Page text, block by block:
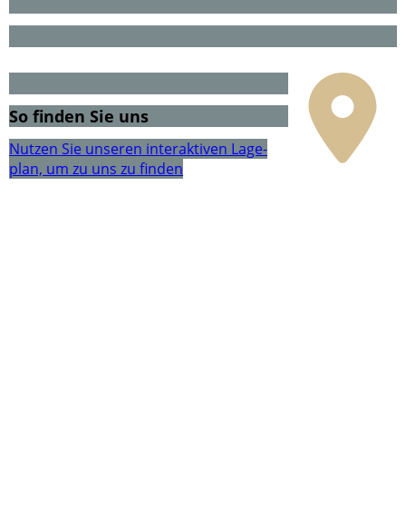
So finden Sie uns
Nutzen Sie unseren interaktiven La­ge­
plan, um zu uns zu finden